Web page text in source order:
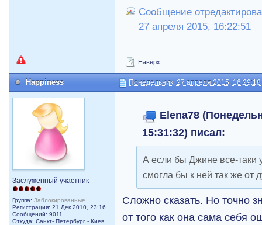
Сообщение
27 апреля 2015, 16:22:51
Наверх
Happiness Понедельник, 27 апреля 2015, 16:29:18
Заслуженный участник
Группа:Заблокированные
Регистрация: 21 Дек 2010, 23:16
Сообщений: 9011
Откуда: Санкт- Петербург - Киев
Elena78
15:31:32) писал:
А если бы Джине все-таки
смогла бы к ней так же от
Сложно сказать. Но точно
от того как она сама себя